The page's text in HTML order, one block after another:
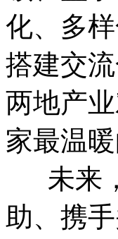
化、多
搭建交
两地产
家最温暖
未来，
助、携